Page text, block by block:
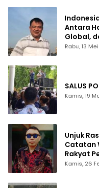
Antara
Global,
Rabu, 13
SALUS
Kamis, 19
Unjuk
Catatan
Rakyat
Kamis, 26